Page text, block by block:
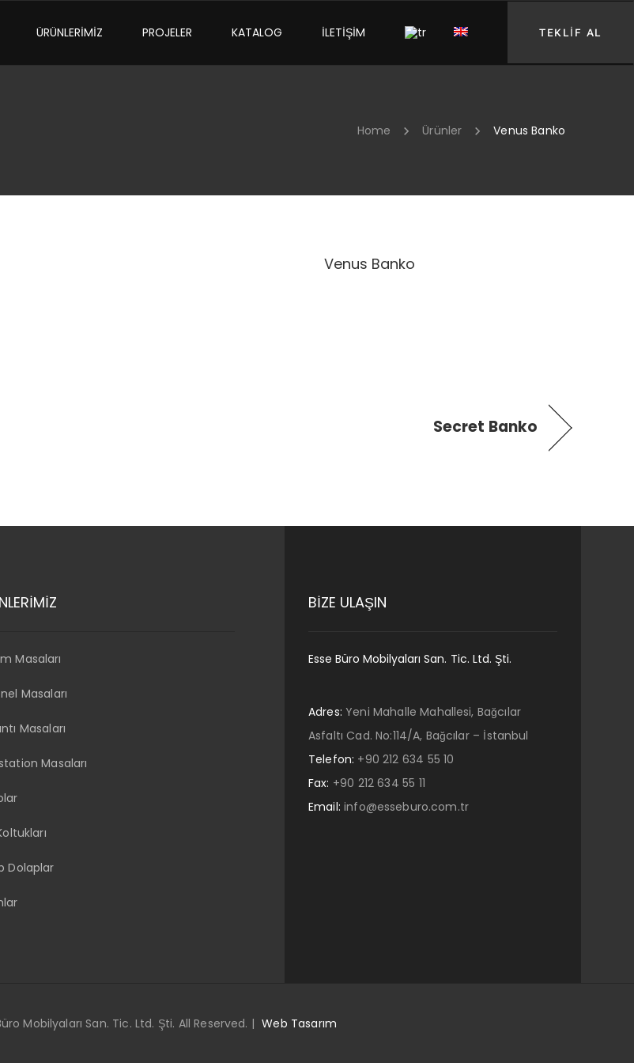
ÜRÜNLERİMİZ PROJELER KATALOG İLETİŞİM TEKLİF AL
Home Ürünler Venus Banko
Venus Banko
Secret Banko
Masaları
Masaları
Masaları
Masaları
Dolaplar
BİZE ULAŞIN
Esse Büro Mobilyaları San. Tic. Ltd. Şti.
Adres: Yeni Mahalle Mahallesi, Bağcılar
Asfaltı Cad. No:114/A, Bağcılar – İstanbul
Telefon: +90 212 634 55 10
Fax: +90 212 634 55 11
Email:info@esseburo.com.tr
Mobilyaları San. Tic. Ltd. Şti. All Reserved. | Web Tasarım